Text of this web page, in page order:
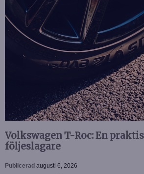
Volkswagen T-Roc: En
följeslagare
Publicerad augusti 6, 2026